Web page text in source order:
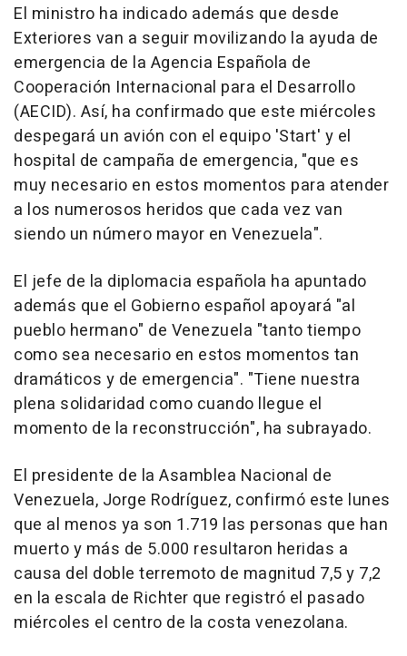
El ministro ha indicado además que desde
Exteriores van a seguir movilizando la ayuda de
emergencia de la Agencia Española de
Cooperación Internacional para el Desarrollo
(AECID). Así, ha confirmado que este miércoles
despegará un avión con el equipo 'Start' y el
hospital de campaña de emergencia, "que es
muy necesario en estos momentos para atender
a los numerosos heridos que cada vez van
siendo un número mayor en Venezuela".
El jefe de la diplomacia española ha apuntado
además que el Gobierno español apoyará "al
pueblo hermano" de Venezuela "tanto tiempo
como sea necesario en estos momentos tan
dramáticos y de emergencia". "Tiene nuestra
plena solidaridad como cuando llegue el
momento de la reconstrucción", ha subrayado.
El presidente de la Asamblea Nacional de
Venezuela, Jorge Rodríguez, confirmó este lunes
que al menos ya son 1.719 las personas que han
muerto y más de 5.000 resultaron heridas a
causa del doble terremoto de magnitud 7,5 y 7,2
en la escala de Richter que registró el pasado
miércoles el centro de la costa venezolana.